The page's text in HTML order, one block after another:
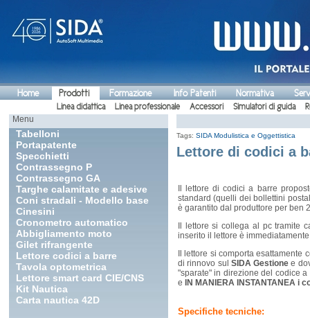
Home Prodotti Formazione Info Patenti Normativa
Linea didattica Linea professionale Accessori Simulatori di guida
Menu
Tabelloni
Portapatente
Specchietti
Contrassegno P
Contrassegno GA
Targhe calamitate e adesive
Coni stradali - Modello base
Cinesini
Cronometro automatico
Abbigliamento moto
Gilet rifrangente
Lettore codici a barre
Tavola optometrica
Lettore smart card CIE/CNS
Kit Nautica
Carta nautica 42D
Tags: SIDA Modulistica e Oggettistica
Lettore di codici a
Il lettore di codici a barre
standard (quelli dei bollettini
è garantito dal produttore per ben
Il lettore si collega al pc tramite
inserito il lettore è
Il lettore si comporta
di rinnovo sul SIDA Gestione e
"sparate" in direzione del codice
e
IN MANIERA INSTANTANEA i
Specifiche tecniche: